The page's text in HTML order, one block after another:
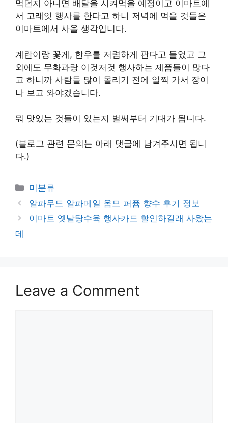
먹던지 아니면 배달을 시켜먹을 예정이고 이마트에
서 고래잇 행사를 한다고 하니 저녁에 먹을 것들은
이마트에서 사올 생각입니다.
계란이랑 꽃게, 한우를 저렴하게 판다고 들었고 그
외에도 무화과랑 이것저것 행사하는 제품들이 많다
고 하니까 사람들 많이 몰리기 전에 일찍 가서 장이
나 보고 와야겠습니다.
뭐 맛있는 것들이 있는지 벌써부터 기대가 됩니다.
(블로그 관련 문의는 아래 댓글에 남겨주시면 됩니
다.)
Categories
미분류
알파무드 알파메일 옴므 퍼퓸 향수 후기 정보
이마트 옛날탕수육 행사카드 할인하길래 사왔는
데
Leave a Comment